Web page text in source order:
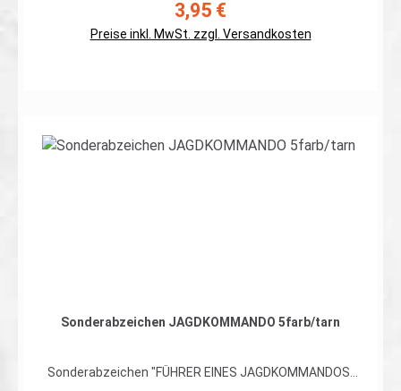
Regulärer Preis:
3,95 €
Preise inkl. MwSt. zzgl. Versandkosten
In den Warenkorb
Sonderabzeichen JAGDKOMMANDO 5farb/tarn
Sonderabzeichen "FÜHRER EINES JAGDKOMMANDOS"